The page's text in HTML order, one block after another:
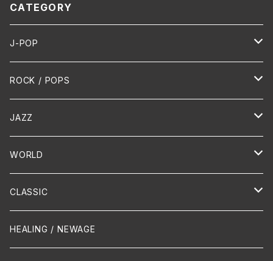
CATEGORY
J-POP
HR/HM
演歌 / 歌謡曲
PUNK/HARDCORE
Hip-Hop/Dancehall Reggae
ROCK / POPS
Oldies
HR/HM
JAZZ
Vocal
Piano
Crossover / Fusion
WORLD
HAWAIIAN
Chanson
CLASSIC
Piano
HEALING / NEWAGE